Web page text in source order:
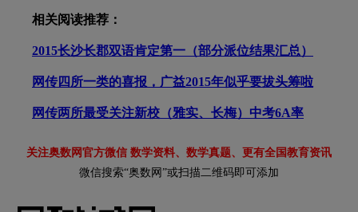
相关阅读推荐：
2015长沙长郡双语肯定第一（部分派位结果汇总）
网传四所一类的喜报，广益2015年似乎要拔头筹啦
网传两所最受关注新校（雅实、长梅）中考6A率
关注奥数网官方微信 数学资料、数学真题、更有全国教育资讯
微信搜索“奥数网”或扫描二维码即可添加